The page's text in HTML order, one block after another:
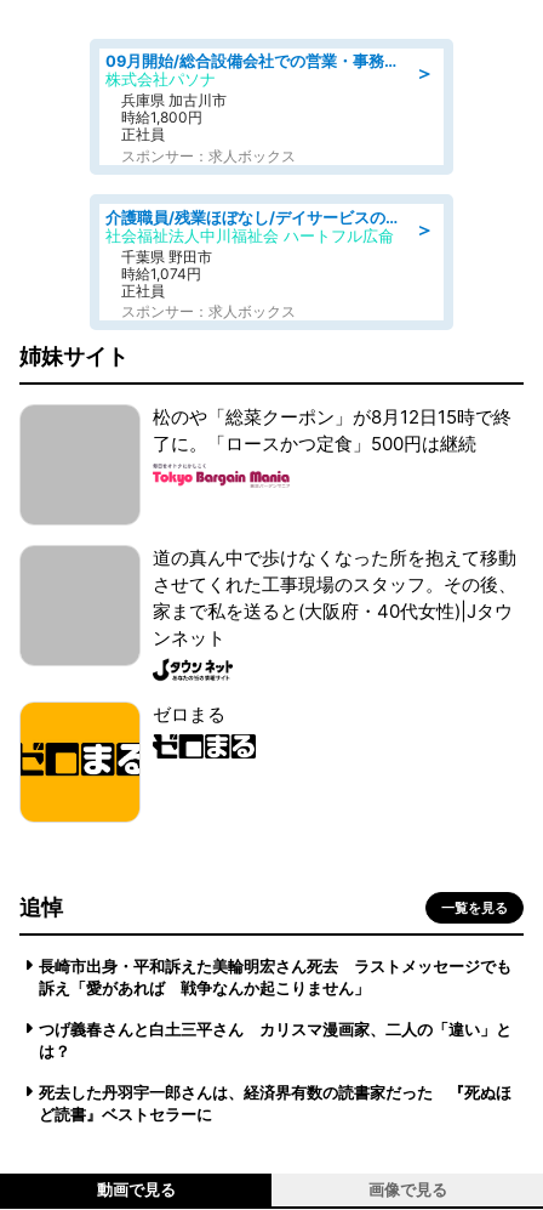
＞
09月開始/総合設備会社での営業・事務のお仕事/車通勤可/賞与あり/営業/営業事務
株式会社パソナ
兵庫県 加古川市
時給1,800円
正社員
スポンサー：求人ボックス
＞
介護職員/残業ほぼなし/デイサービスの介護士
社会福祉法人中川福祉会 ハートフル広侖
千葉県 野田市
時給1,074円
正社員
スポンサー：求人ボックス
姉妹サイト
松のや「総菜クーポン」が8月12日15時で終
了に。「ロースかつ定食」500円は継続
道の真ん中で歩けなくなった所を抱えて移動
させてくれた工事現場のスタッフ。その後、
家まで私を送ると(大阪府・40代女性)|Jタウ
ンネット
ゼロまる
追悼 一覧を見る
長崎市出身・平和訴えた美輪明宏さん死去 ラストメッセージでも
訴え「愛があれば 戦争なんか起こりません」
つげ義春さんと白土三平さん カリスマ漫画家、二人の「違い」と
は？
死去した丹羽宇一郎さんは、経済界有数の読書家だった 『死ぬほ
ど読書』ベストセラーに
動画で見る 画像で見る